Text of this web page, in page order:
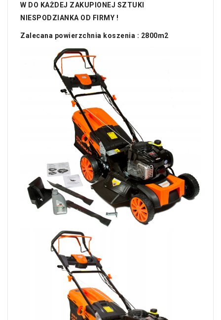
W DO KAŻDEJ ZAKUPIONEJ SZTUKI
NIESPODZIANKA OD FIRMY !
Zalecana powierzchnia koszenia : 2800m2